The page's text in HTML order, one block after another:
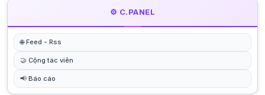
⚙️ C.PANEL
🌐 Feed - Rss
🤝 Cộng tác viên
📢 Báo cáo